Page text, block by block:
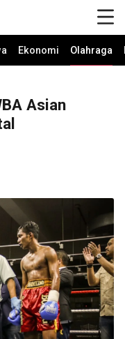
Ekonomi Olahraga
Asian